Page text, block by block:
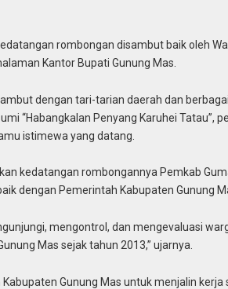
rombongan disambut baik oleh
Kantor Bupati Gunung Mas.
dengan tari-tarian daerah dan
“Habangkalan Penyang Karuhei Tatau”,
istimewa yang datang.
kedatangan rombongannya Pemkab
dengan Pemerintah Kabupaten Gunung
mengontrol, dan mengevaluasi
Mas sejak tahun 2013,” ujarnya.
Gunung Mas untuk menjalin kerja